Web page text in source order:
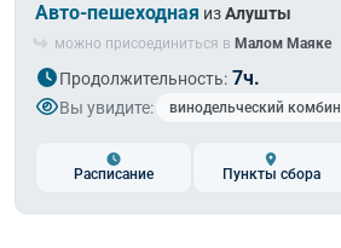
Авто-пешеходная изАлушты
можно присоединиться в Малом Маяке
Продолжительность: 7ч.
Вы увидите: винодельческий
Расписание Пункты сбора